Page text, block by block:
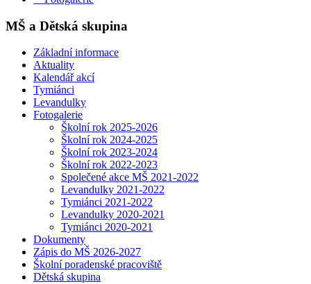
MŠ a Dětská skupina
Základní informace
Aktuality
Kalendář akcí
Tymiánci
Levandulky
Fotogalerie
Školní rok 2025-2026
Školní rok 2024-2025
Školní rok 2023-2024
Školní rok 2022-2023
Společené akce MŠ 2021-2022
Levandulky 2021-2022
Tymiánci 2021-2022
Levandulky 2020-2021
Tymiánci 2020-2021
Dokumenty
Zápis do MŠ 2026-2027
Školní poradenské pracoviště
Dětská skupina